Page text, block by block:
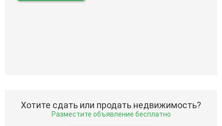
Хотите сдать или продать недвижимость?
Разместите объявление бесплатно